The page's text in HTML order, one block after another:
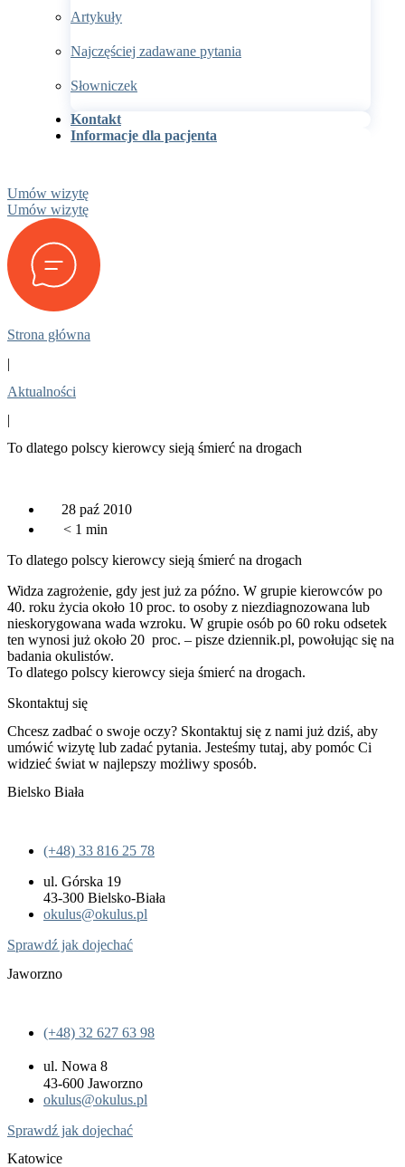
Artykuły
Najczęściej zadawane pytania
Słowniczek
Kontakt
Informacje dla pacjenta
Umów wizytę
Umów wizytę
Strona główna
|
Aktualności
|
To dlatego polscy kierowcy sieją śmierć na drogach
28 paź 2010
< 1 min
To dlatego polscy kierowcy sieją śmierć na drogach
Widza zagrożenie, gdy jest już za późno. W grupie kierowców po
40. roku życia około 10 proc. to osoby z niezdiagnozowana lub
nieskorygowana wada wzroku. W grupie osób po 60 roku odsetek
ten wynosi już około 20 proc. – pisze dziennik.pl, powołując się na
badania okulistów.
To dlatego polscy kierowcy sieja śmierć na drogach.
Skontaktuj się
Chcesz zadbać o swoje oczy? Skontaktuj się z nami już dziś, aby
umówić wizytę lub zadać pytania. Jesteśmy tutaj, aby pomóc Ci
widzieć świat w najlepszy możliwy sposób.
Bielsko Biała
(+48) 33 816 25 78
ul. Górska 19
43-300 Bielsko-Biała
okulus@okulus.pl
Sprawdź jak dojechać
Jaworzno
(+48) 32 627 63 98
ul. Nowa 8
43-600 Jaworzno
okulus@okulus.pl
Sprawdź jak dojechać
Katowice